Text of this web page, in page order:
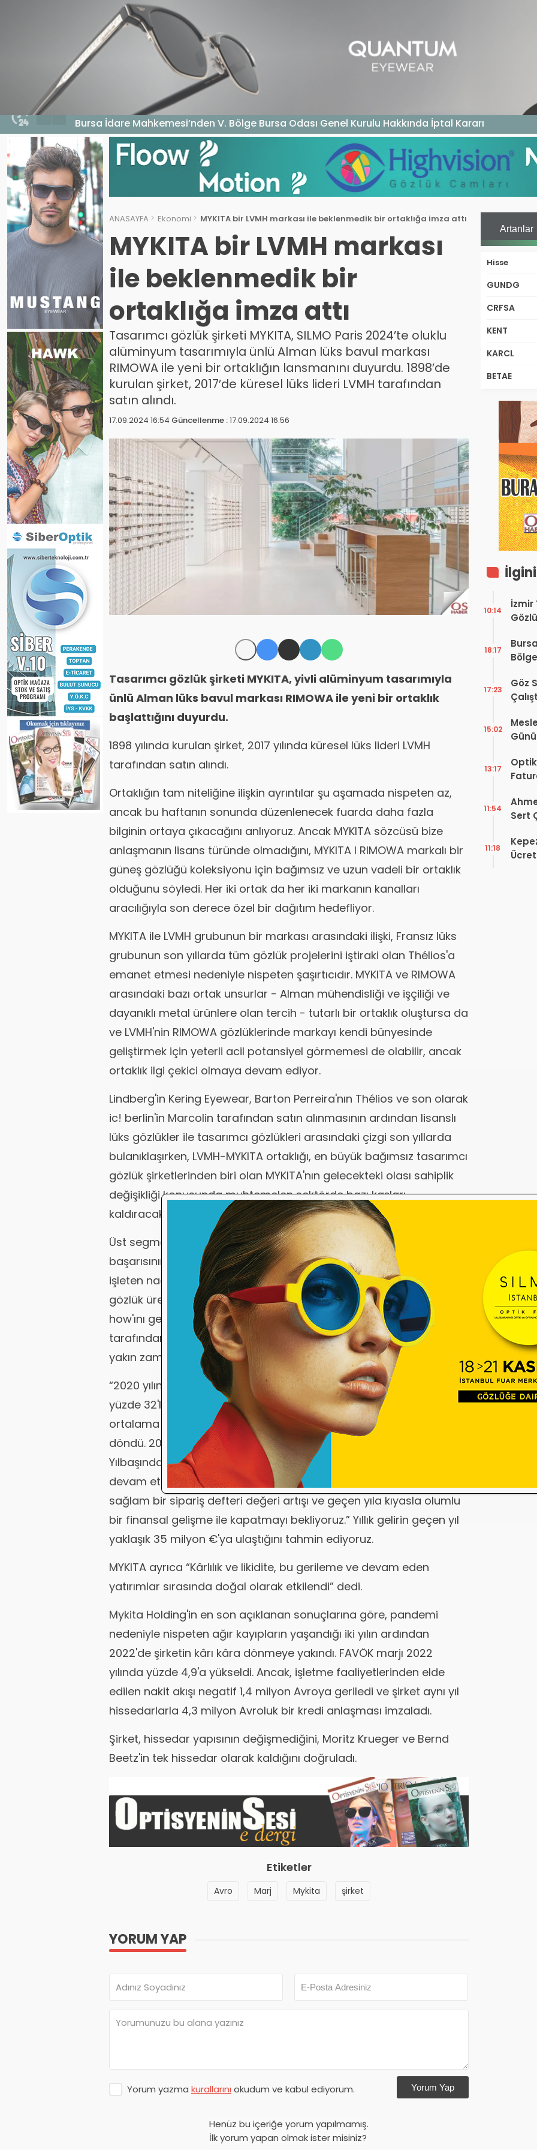
EKONOMI MAGAZIN
4 Ağustos 2026 - 18:17
Bursa İdare Mahkemesi’nden V. Bölge Bursa Odası Genel Kurulu Hakkında İptal Kararı
ANASAYFA Ekonomi MYKITA bir LVMH markası ile beklenmedik bir ortaklığa imza attı
MYKITA bir LVMH markası
ile beklenmedik bir
ortaklığa imza attı
Tasarımcı gözlük şirketi MYKITA, SILMO Paris 2024’te oluklu
alüminyum tasarımıyla ünlü Alman lüks bavul markası
RIMOWA ile yeni bir ortaklığın lansmanını duyurdu. 1898’de
kurulan şirket, 2017’de küresel lüks lideri LVMH tarafından
satın alındı.
17.09.2024 16:54 Güncellenme :17.09.2024 16:56
Tasarımcı gözlük şirketi MYKITA, yivli alüminyum tasarımıyla
ünlü Alman lüks bavul markası RIMOWA ile yeni bir ortaklık
başlattığını duyurdu.
1898 yılında kurulan şirket, 2017 yılında küresel lüks lideri LVMH
tarafından satın alındı.
Ortaklığın tam niteliğine ilişkin ayrıntılar şu aşamada nispeten az,
ancak bu haftanın sonunda düzenlenecek fuarda daha fazla
bilginin ortaya çıkacağını anlıyoruz. Ancak MYKITA sözcüsü bize
anlaşmanın lisans türünde olmadığını, MYKITA l RIMOWA markalı bir
güneş gözlüğü koleksiyonu için bağımsız ve uzun vadeli bir ortaklık
olduğunu söyledi. Her iki ortak da her iki markanın kanalları
aracılığıyla son derece özel bir dağıtım hedefliyor.
MYKITA ile LVMH grubunun bir markası arasındaki ilişki, Fransız lüks
grubunun son yıllarda tüm gözlük projelerini iştiraki olan Thélios'a
emanet etmesi nedeniyle nispeten şaşırtıcıdır. MYKITA ve RIMOWA
arasındaki bazı ortak unsurlar - Alman mühendisliği ve işçiliği ve
dayanıklı metal ürünlere olan tercih - tutarlı bir ortaklık oluştursa da
ve LVMH'nin RIMOWA gözlüklerinde markayı kendi bünyesinde
geliştirmek için yeterli acil potansiyel görmemesi de olabilir, ancak
ortaklık ilgi çekici olmaya devam ediyor.
Lindberg'in Kering Eyewear, Barton Perreira'nın Thélios ve son olarak
ic! berlin'in Marcolin tarafından satın alınmasının ardından lisanslı
lüks gözlükler ile tasarımcı gözlükleri arasındaki çizgi son yıllarda
bulanıklaşırken, LVMH-MYKITA ortaklığı, en büyük bağımsız tasarımcı
gözlük şirketlerinden biri olan MYKITA'nın gelecekteki olası sahiplik
değişikliği konusunda muhtemelen sektörde bazı kaşları
kaldıracaktır.
Üst segment bağımsız bir gözlük markası olarak yaratıcı ve ticari
başarısının yanı sıra Mykita, bu pazar segmentinde kendi fabrikasını
işleten nadir şirketlerden biridir. 2003 yılında kuruluşundan bu yana
gözlük üretiminde, özellikle de metal çerçeve üretiminde know-
how'ını geliştirmiştir. Bu özellik hem Lindberg hem de ic! berlin
tarafından paylaşıldı ve büyük lüks gözlük oyuncuları tarafından
yakın zamanda satın alınmalarında kilit bir faktör olarak belirtildi.
“2020 yılında pandemiye bağlı olarak satışlarda yaşanan yaklaşık
yüzde 32'lik düşüşün ardından MYKITA, 2021, 2022 ve 2023 yıllarında
ortalama yüzde 14'lük bir artışla istikrarlı bir şekilde büyümeye geri
döndü. 2023 yılına gelindiğinde 2019 yılı seviyesine ulaştık.
Yılbaşından bugüne 2024 rakamları, pozitif büyüme eğiliminin
devam ettiğini gösteriyor. Makroekonomik zorluklara rağmen, yılı
sağlam bir sipariş defteri değeri artışı ve geçen yıla kıyasla olumlu
bir finansal gelişme ile kapatmayı bekliyoruz.” Yıllık gelirin geçen yıl
yaklaşık 35 milyon €'ya ulaştığını tahmin ediyoruz.
MYKITA ayrıca “Kârlılık ve likidite, bu gerileme ve devam eden
yatırımlar sırasında doğal olarak etkilendi” dedi.
Mykita Holding'in en son açıklanan sonuçlarına göre, pandemi
nedeniyle nispeten ağır kayıpların yaşandığı iki yılın ardından
2022'de şirketin kârı kâra dönmeye yakındı. FAVÖK marjı 2022
yılında yüzde 4,9'a yükseldi. Ancak, işletme faaliyetlerinden elde
edilen nakit akışı negatif 1,4 milyon Avroya geriledi ve şirket aynı yıl
hissedarlarla 4,3 milyon Avroluk bir kredi anlaşması imzaladı.
Şirket, hissedar yapısının değişmediğini, Moritz Krueger ve Bernd
Beetz'in tek hissedar olarak kaldığını doğruladı.
Etiketler
Avro Marj Mykita şirket
YORUM YAP
Yorum yazma kurallarını okudum ve kabul ediyorum. Yorum Yap
Henüz bu içeriğe yorum yapılmamış.
İlk yorum yapan olmak ister misiniz?
Artanlar
Hisse
GUNDG
CRFSA
KENT
KARCL
BETAE
İzmir
10:14
18:17
Göz
17:23
15:02
13:17
Sert
Tek
11:54
11:18